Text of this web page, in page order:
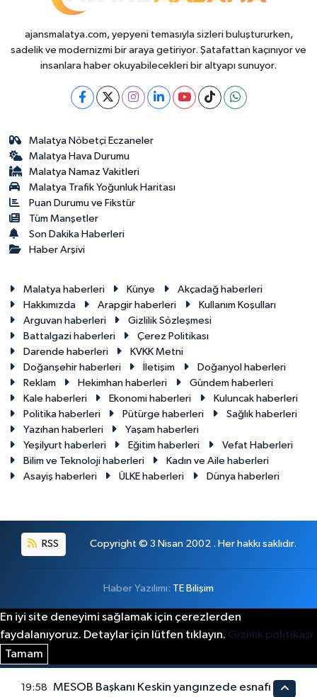
ajansmalatya.com, yepyeni temasıyla sizleri buluştururken,
sadelik ve modernizmi bir araya getiriyor. Şatafattan kaçınıyor ve
insanlara haber okuyabilecekleri bir altyapı sunuyor.
Malatya Nöbetçi Eczaneler
Malatya Hava Durumu
Malatya Namaz Vakitleri
Malatya Trafik Yoğunluk Haritası
Puan Durumu ve Fikstür
Tüm Manşetler
Son Dakika Haberleri
Haber Arşivi
Malatya haberleri Künye
Akçadağ haberleri
Hakkımızda
Arapgir haberleri
Kullanım Koşulları
Arguvan haberleri
Gizlilik Sözleşmesi
Battalgazi haberleri
Çerez Politikası
Darende haberleri
KVKK Metni
Doğanşehir haberleri
İletişim
Doğanyol haberleri
Reklam
Hekimhan haberleri
Gündem haberleri
Kale haberleri
Ekonomi haberleri
Kuluncak haberleri
Politika haberleri
Pütürge haberleri
Sağlık haberleri
Yazıhan haberleri
Yaşam haberleri
Yeşilyurt haberleri
Eğitim haberleri
Vefat Haberleri
Bilim ve Teknoloji haberleri
Kadın ve Aile haberleri
Asayiş haberleri
ÜLKE haberleri Dünya haberleri
RSS Copyright © 3 Nisan 2002 . Her hakkı saklıdır.
Haber Yazılımı: TE Bilişim
En iyi site deneyimi sağlamak için çerezlerden
faydalanıyoruz. Detaylar için lütfen tıklayın. Gizlilik politikası
Tamam
19:58
MESOB Başkanı Keskin yangınzede esnafı